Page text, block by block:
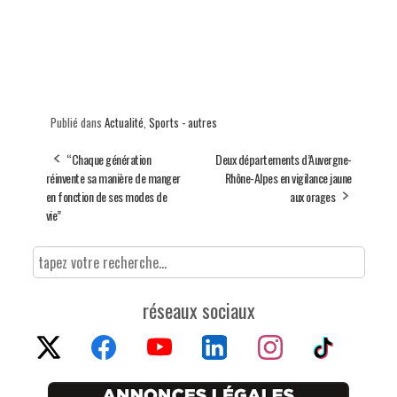
Publié dans Actualité Sports - autres
“Chaque génération
réinvente sa manière de manger
en fonction de ses modes de
vie”
Deux départements d’Auvergne-
Rhône-Alpes en vigilance jaune
aux orages
réseaux sociaux